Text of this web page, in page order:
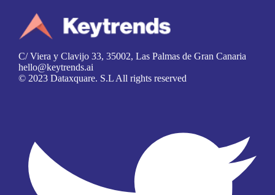
C/ Viera y Clavijo 33, 35002, Las Palmas de Gran Canaria
hello@keytrends.ai
© 2023 Dataxquare. S.L All rights reserved